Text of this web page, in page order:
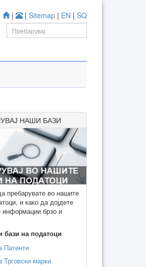
| | Sitemap | EN | SQ
НАШИ БАЗИ
пребарувате во нашите
и како да дојдете
информации брзо и
бази на податоци
Патенти
Трговски марки